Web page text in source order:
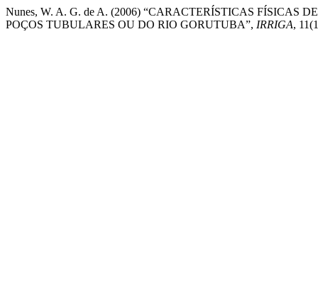
Nunes, W. A. G. de A. (2006) “CARACTERÍSTICAS FÍSICAS
POÇOS TUBULARES OU DO RIO GORUTUBA”, IRRIGA,